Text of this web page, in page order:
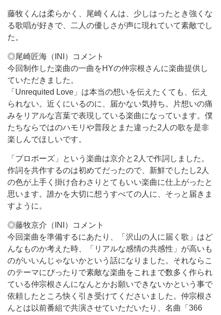
藤牧くんは柔らかく、尾崎くんは、少しはったとき強くな
る歌唱が好きで、二人の優しさが声に現れていて素敵でし
た。
◎尾崎匠海（INI）コメント
今回制作した楽曲の一曲をHYの仲宗根さんに楽曲提供し
ていただきました。
「Unrequited Love」は本当の想いを伝えたくても、伝え
られない。近くにいるのに、届かない気持ち。片想いの痛
みをリアルな言葉で表現している楽曲になっています。僕
たちならではのハモリや普段とまた違った2人の歌を是非
楽しんでほしいです。
「プロポーズ」という楽曲は京介と2人で作詞しました。
作詞を共作するのは初めてだったので、新鮮でしたし2人
の色が上手く掛け合わさりとてもいい楽曲に仕上がったと
思います。誰かを大切に想うすべての人に、そっと届きま
すように。
◎藤牧京介（INI）コメント
今回楽曲を準備するにあたり、「沢山の人に届く歌」はど
んなものか考えた時、「リアルな感情の共感性」が高いも
のがいいんじゃないかという話になりました。それならこ
のテーマにぴったりで素敵な楽曲をこれまで数多く作られ
ている仲宗根さんになんとかお願いできないかという事で
依頼したところ快く引き受けてくださいました。仲宗根さ
んとは以前番組で共演させていただいたり、名曲「366